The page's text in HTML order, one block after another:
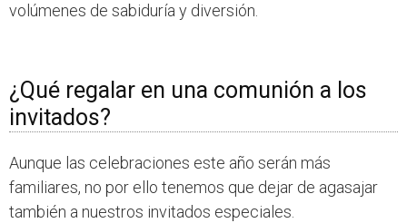
volúmenes de sabiduría y diversión.
¿Qué regalar en una comunión a los
invitados?
Aunque las celebraciones este año serán más
familiares, no por ello tenemos que dejar de agasajar
también a nuestros invitados especiales.